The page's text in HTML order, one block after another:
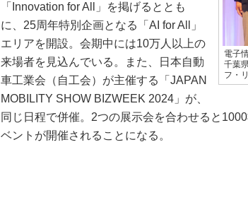
電子
千葉
フ・
「Innovation for All」を掲げるととも
に、25周年特別企画となる「AI for All」
エリアを開設。会期中には10万人以上の
来場者を見込んでいる。また、日本自動
車工業会（自工会）が主催する「JAPAN
MOBILITY SHOW BIZWEEK 2024」が、
同じ日程で併催。2つの展示会を合わせると
ベントが開催されることになる。